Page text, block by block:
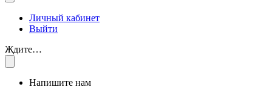
Личный кабинет
Выйти
Ждите…
Напишите нам